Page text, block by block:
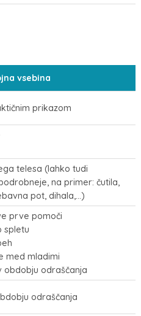
vsebina
prikazom
telesa (lahko tudi
na primer: čutila,
pot, dihala,…)
prve pomoči
spletu
med mladimi
odraščanja
odraščanja